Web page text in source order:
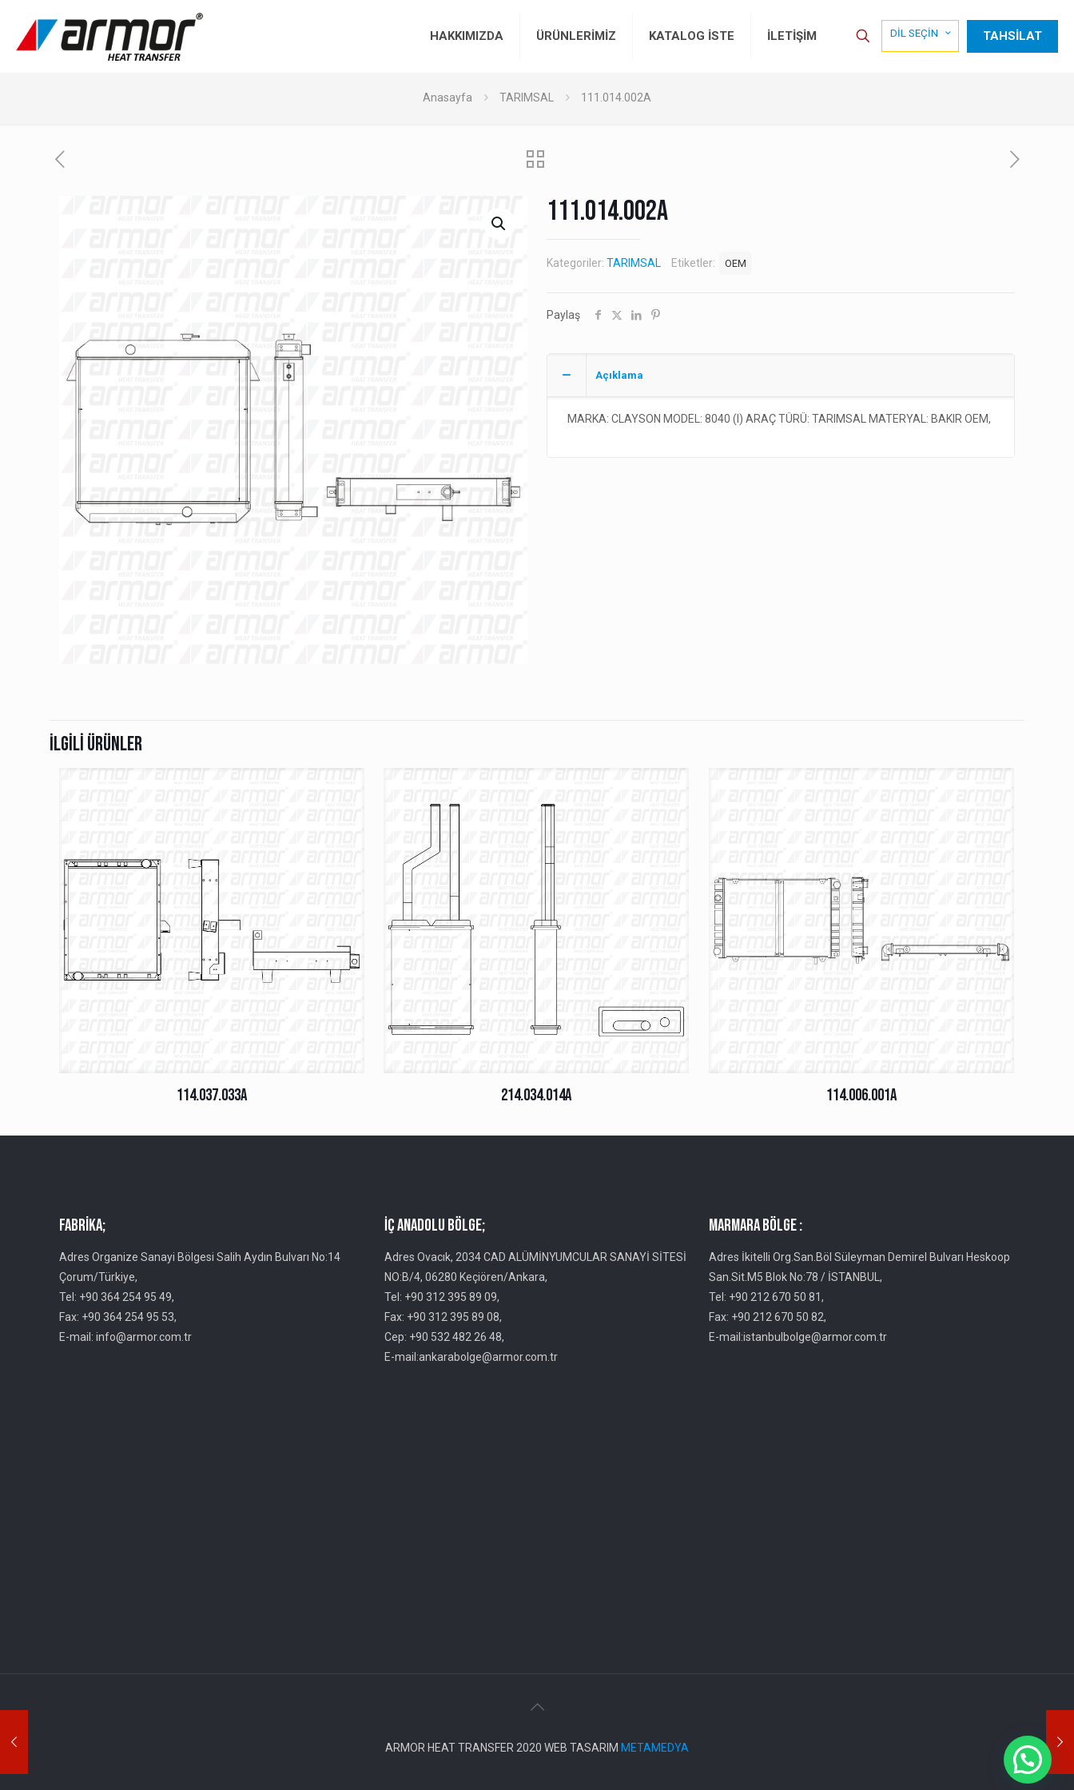
HAKKIMIZDA ÜRÜNLERİMİZ KATALOG İSTE İLETİŞİM DİL SEÇİN TAHSİLAT
Anasayfa TARIMSAL 111.014.002A
111.014.002A
Kategoriler: TARIMSAL Etiketler: OEM
Paylaş
Açıklama
MARKA: CLAYSON MODEL: 8040 (I) ARAÇ TÜRÜ: TARIMSAL MATERYAL: BAKIR OEM,
İlgili ürünler
114.037.033A 214.034.014A 114.006.001A
Fabrika;
Adres Organize Sanayi Bölgesi Salih Aydın Bulvarı No:14
Çorum/Türkiye,
Tel: +90 364 254 95 49,
Fax: +90 364 254 95 53,
E-mail: info@armor.com.tr
İç Anadolu Bölge;
Adres Ovacık, 2034 CAD ALÜMİNYUMCULAR SANAYİ SİTESİ
NO:B/4, 06280 Keçiören/Ankara,
Tel: +90 312 395 89 09,
Fax: +90 312 395 89 08,
Cep: +90 532 482 26 48,
E-mail:ankarabolge@armor.com.tr
MARMARA BÖLGE :
Adres İkitelli Org.San.Böl Süleyman Demirel Bulvarı Heskoop
San.Sit.M5 Blok No:78 / İSTANBUL,
Tel: +90 212 670 50 81,
Fax: +90 212 670 50 82,
E-mail:istanbulbolge@armor.com.tr
ARMOR HEAT TRANSFER 2020 WEB TASARIM METAMEDYA